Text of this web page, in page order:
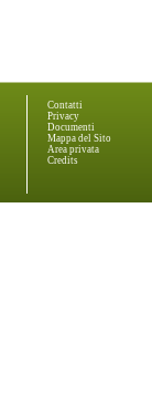
Contatti
Privacy
Documenti
Mappa del Sito
Area privata
Credits